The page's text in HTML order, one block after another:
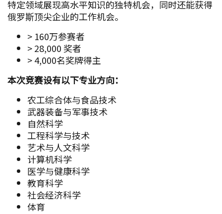
特定领域展现高水平知识的独特机会，同时还能获得
俄罗斯顶尖企业的工作机会。
> 160万参赛者
> 28,000 奖者
> 4,000名奖牌得主
本次竞赛设有以下专业方向：
农工综合体与食品技术
武器装备与军事技术
自然科学
工程科学与技术
艺术与人文科学
计算机科学
医学与健康科学
教育科学
社会经济科学
体育